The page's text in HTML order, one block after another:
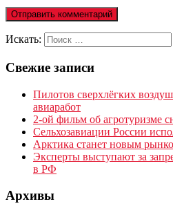
Искать:
Свежие записи
Пилотов сверхлёгких
авиаработ
2-ой фильм об агротуризме
Сельхозавиации России
Арктика станет новым
Эксперты выступают за
в РФ
Архивы